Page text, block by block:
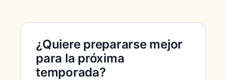
¿Quiere prepararse mejor
para la próxima
temporada?